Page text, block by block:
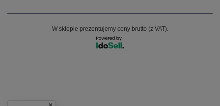
W sklepie prezentujemy ceny brutto (z VAT).